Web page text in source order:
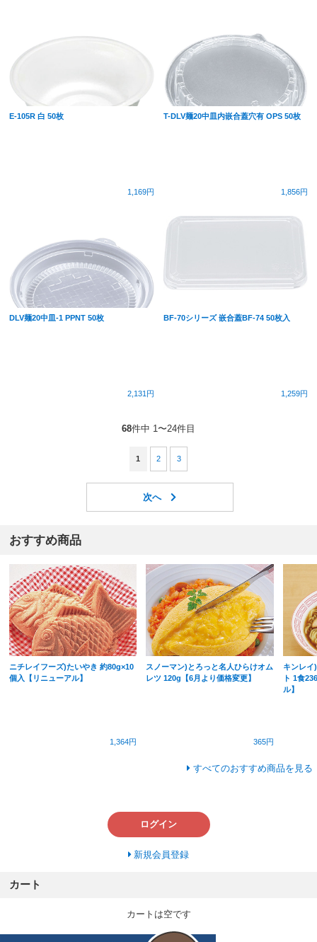
E-105R 白 50枚
1,169円
T-DLV麺20中皿内嵌合蓋穴有 OPS 50枚
1,856円
DLV麺20中皿-1 PPNT 50枚
2,131円
BF-70シリーズ 嵌合蓋BF-74 50枚入
1,259円
68件中 1〜24件目
1 2 3
おすすめ商品
ニチレイフーズ)たいやき 約80g×10
個入【リニューアル】
1,364円
スノーマン)とろっと名人ひらけオム
レツ 120g【6月より価格変更】
365円
キンレイ
ト 1食
ル】
すべてのおすすめ商品を見る
ログイン
新規会員登録
カート
カートは空です